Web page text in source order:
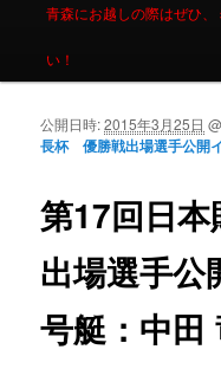
青森にお越しの際はぜひ
い！
第17回日
出場選手
号艇：中田
公開日時:2015年3月25日
長杯 優勝戦出場選手公開